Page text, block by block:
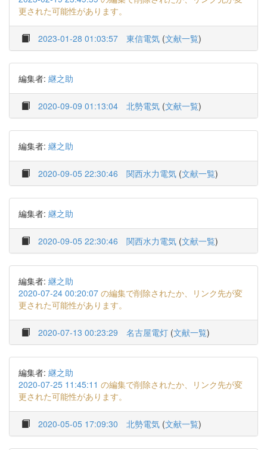
更された可能性があります。
2023-01-28 01:03:57 東信電気 (文献一覧)
編集者: 継之助
2020-09-09 01:13:04 北勢電気 (文献一覧)
編集者: 継之助
2020-09-05 22:30:46 関西水力電気 (文献一覧)
編集者: 継之助
2020-09-05 22:30:46 関西水力電気 (文献一覧)
編集者: 継之助
2020-07-24 00:20:07 の編集で削除されたか、リンク先が変
更された可能性があります。
2020-07-13 00:23:29 名古屋電灯 (文献一覧)
編集者: 継之助
2020-07-25 11:45:11 の編集で削除されたか、リンク先が変
更された可能性があります。
2020-05-05 17:09:30 北勢電気 (文献一覧)